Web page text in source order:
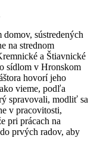
sústredených
na strednom
a Štiavnické
sídlom v Hronskom
hovorí jeho
vieme, podľa
spravovali, modliť sa
v pracovitosti,
pri prácach na
prvých radov, aby